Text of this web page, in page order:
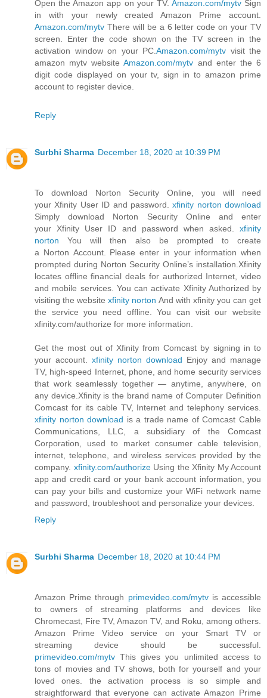
Open the Amazon app on your TV. Amazon.com/mytvSign
in with your newly created Amazon Prime account.
Amazon.com/mytv There will be a 6 letter code on your TV
screen. Enter the code shown on the TV screen in the
activation window on your PC. Amazon.com/mytv visit the
amazon mytv websiteAmazon.com/mytv and enter the 6
digit code displayed on your tv, sign in to amazon prime
account to register device.
Reply
Surbhi Sharma December 18, 2020 at 10:39 PM
To download Norton Security Online, you will need
your Xfinity User ID and password.xfinity norton download
Simply download Norton Security Online and enter
your Xfinity User ID and password when asked. xfinity
norton You will then also be prompted to create
a Norton Account. Please enter in your information when
prompted during Norton Security Online’s installation.Xfinity
locates offline financial deals for authorized Internet, video
and mobile services. You can activate Xfinity Authorized by
visiting the websitexfinity norton And with xfinity you can get
the service you need offline. You can visit our website
xfinity.com/authorize for more information.
Get the most out of Xfinity from Comcast by signing in to
your account. xfinity norton download Enjoy and manage
TV, high-speed Internet, phone, and home security services
that work seamlessly together — anytime, anywhere, on
any device.Xfinity is the brand name of Computer Definition
Comcast for its cable TV, Internet and telephony services.
xfinity norton download is a trade name of Comcast Cable
Communications, LLC, a subsidiary of the Comcast
Corporation, used to market consumer cable television,
internet, telephone, and wireless services provided by the
company. xfinity.com/authorizeUsing the Xfinity My Account
app and credit card or your bank account information, you
can pay your bills and customize your WiFi network name
and password, troubleshoot and personalize your devices.
Reply
Surbhi Sharma December 18, 2020 at 10:44 PM
Amazon Prime through primevideo.com/mytvis accessible
to owners of streaming platforms and devices like
Chromecast, Fire TV, Amazon TV, and Roku, among others.
Amazon Prime Video service on your Smart TV or
streaming device should be successful.
primevideo.com/mytv This gives you unlimited access to
tons of movies and TV shows, both for yourself and your
loved ones. the activation process is so simple and
straightforward that everyone can activate Amazon Prime